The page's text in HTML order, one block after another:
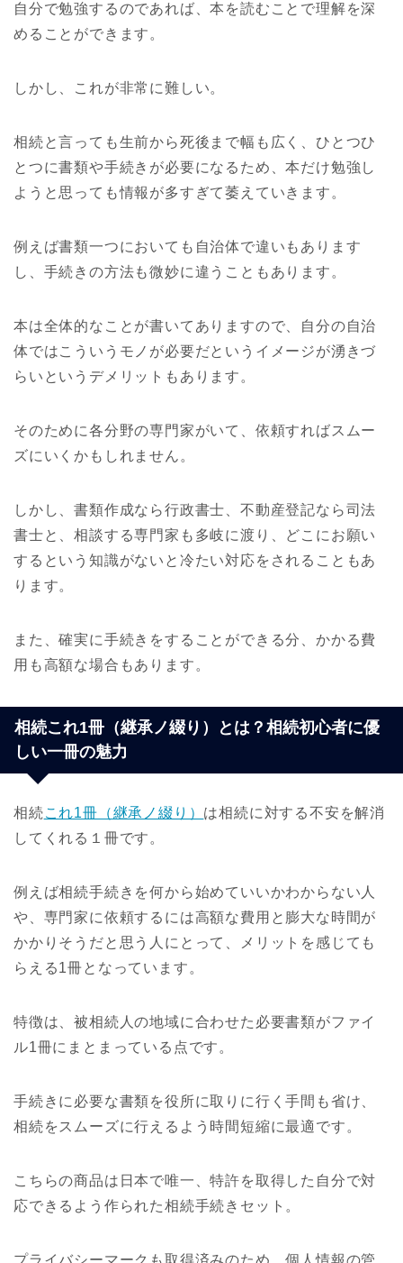
自分で勉強するのであれば、本を読むことで理解を深
めることができます。
しかし、これが非常に難しい。
相続と言っても生前から死後まで幅も広く、ひとつひ
とつに書類や手続きが必要になるため、本だけ勉強し
ようと思っても情報が多すぎて萎えていきます。
例えば書類一つにおいても自治体で違いもあります
し、手続きの方法も微妙に違うこともあります。
本は全体的なことが書いてありますので、自分の自治
体ではこういうモノが必要だというイメージが湧きづ
らいというデメリットもあります。
そのために各分野の専門家がいて、依頼すればスムー
ズにいくかもしれません。
しかし、書類作成なら行政書士、不動産登記なら司法
書士と、相談する専門家も多岐に渡り、どこにお願い
するという知識がないと冷たい対応をされることもあ
ります。
また、確実に手続きをすることができる分、かかる費
用も高額な場合もあります。
相続これ1冊（継承ノ綴り）とは？相続初心者に優
しい一冊の魅力
相続これ1冊（継承ノ綴り） は相続に対する不安を解消
してくれる１冊です。
例えば相続手続きを何から始めていいかわからない人
や、専門家に依頼するには高額な費用と膨大な時間が
かかりそうだと思う人にとって、メリットを感じても
らえる1冊となっています。
特徴は、被相続人の地域に合わせた必要書類がファイ
ル1冊にまとまっている点です。
手続きに必要な書類を役所に取りに行く手間も省け、
相続をスムーズに行えるよう時間短縮に最適です。
こちらの商品は日本で唯一、特許を取得した自分で対
応できるよう作られた相続手続きセット。